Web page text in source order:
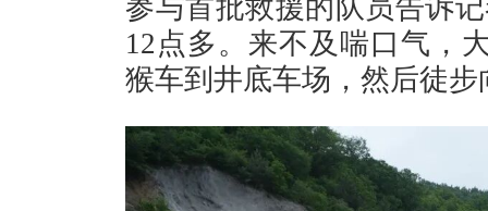
参与首批救援的队员告诉
12点多。来不及喘口气，
猴车到井底车场，然后徒